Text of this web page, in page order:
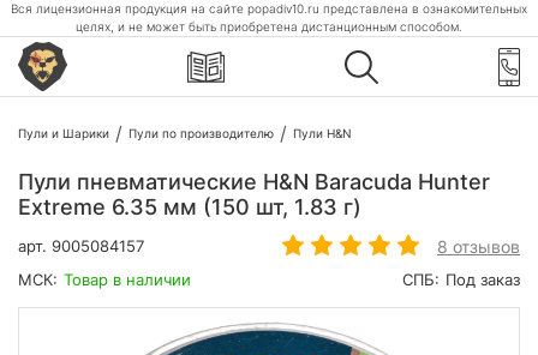
Вся лицензионная продукция на сайте popadiv10.ru представлена в ознакомительных
целях, и не может быть приобретена дистанционным способом.
Пули и Шарики Пули по производителю Пули H&N
Пули пневматические H&N Baracuda Hunter
Extreme 6.35 мм (150 шт, 1.83 г)
арт. 9005084157 8 отзывов
МСК: Товар в наличии СПБ: Под заказ